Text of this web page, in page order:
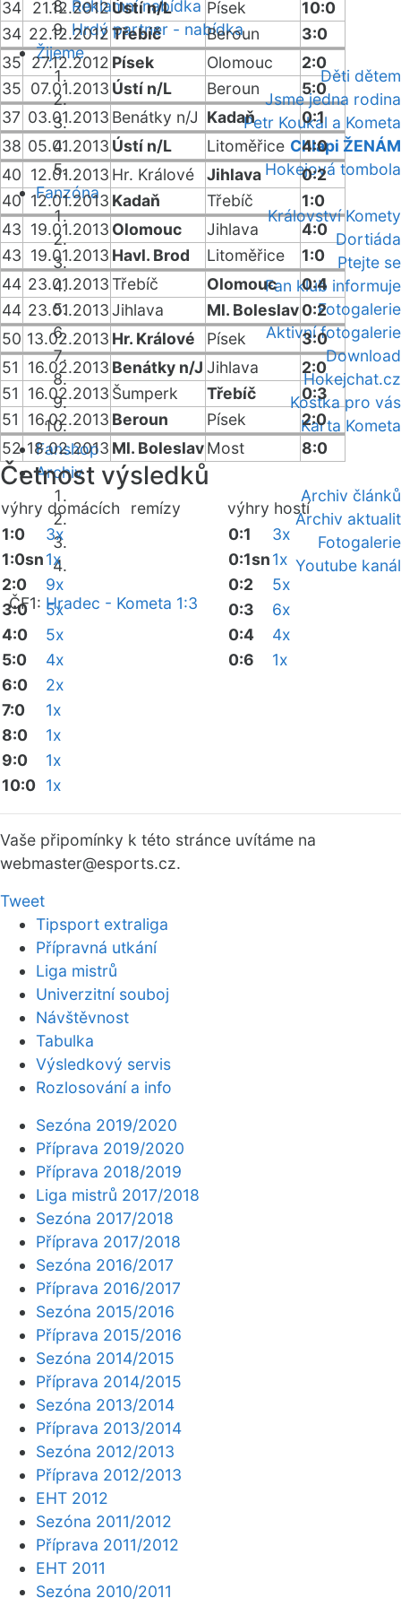
Reklamní nabídka
Hrdý partner - nabídka
Žijeme
Děti dětem
Jsme jedna rodina
Petr Koukal a Kometa
Chlapi ŽENÁM
Hokejová tombola
Fanzóna
Království Komety
Dortiáda
Ptejte se
Fan klub informuje
Fotogalerie
Aktivní fotogalerie
Download
Hokejchat.cz
Kostka pro vás
Karta Kometa
Fanshop
Archiv
Archiv článků
Archiv aktualit
Fotogalerie
Youtube kanál
ČF1: Hradec - Kometa 1:3
34
21.12.2012Ústí n/L Písek
10:0
34 22.12.2012Třebíč Beroun
3:0
35 27.12.2012 Písek Olomouc
2:0
35 07.01.2013 Ústí n/L Beroun
5:0
37 03.01.2013 Benátky n/J Kadaň
0:1
38 05.01.2013 Ústí n/L Litoměřice
4:0
40 12.01.2013 Hr. Králové Jihlava
0:2
40 12.01.2013 Kadaň Třebíč
1:0
43 19.01.2013 Olomouc Jihlava
4:0
43 19.01.2013 Havl. Brod Litoměřice
1:0
44 23.01.2013Třebíč Olomouc
0:4
44 23.01.2013Jihlava Ml. Boleslav0:2
50 13.02.2013 Hr. Králové Písek
3:0
51
16.02.2013 Benátky n/J Jihlava
2:0
51
16.02.2013 Šumperk Třebíč
0:3
51
16.02.2013 Beroun Písek
2:0
52 18.02.2013 Ml. BoleslavMost 8:0
Četnost výsledků
výhry domácích remízy výhry hostí
1:0
3x
1:0sn1x
2:0
9x
3:0
5x
4:0
5x
5:0
4x
6:0
2x
7:0
1x
8:0
1x
9:0
1x
10:0 1x
0:1
3x
0:1sn1x
0:2
5x
0:3
6x
0:4
4x
0:6
1x
Vaše připomínky k této stránce uvítáme na
webmaster@esports.cz.
Tweet
Tipsport extraliga
Přípravná utkání
Liga mistrů
Univerzitní souboj
Návštěvnost
Tabulka
Výsledkový servis
Rozlosování a info
Sezóna 2019/2020
Příprava 2019/2020
Příprava 2018/2019
Liga mistrů 2017/2018
Sezóna 2017/2018
Příprava 2017/2018
Sezóna 2016/2017
Příprava 2016/2017
Sezóna 2015/2016
Příprava 2015/2016
Sezóna 2014/2015
Příprava 2014/2015
Sezóna 2013/2014
Příprava 2013/2014
Sezóna 2012/2013
Příprava 2012/2013
EHT 2012
Sezóna 2011/2012
Příprava 2011/2012
EHT 2011
Sezóna 2010/2011